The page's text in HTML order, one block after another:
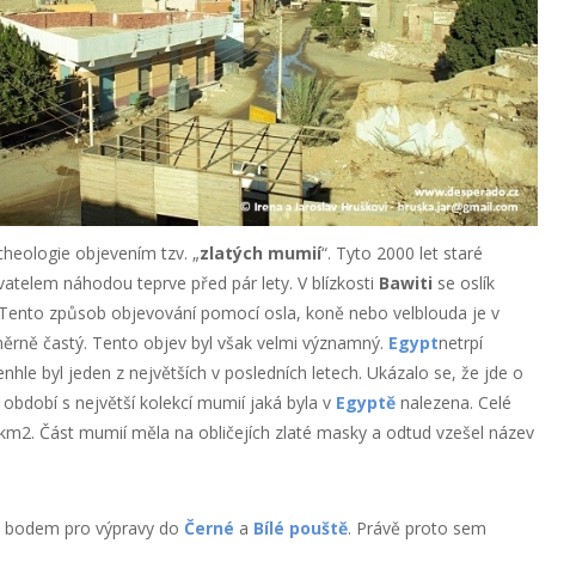
objevením tzv. „zlatých mumií“. Tyto 2000 let staré
náhodou teprve před pár lety. V blízkosti Bawiti se oslík
způsob objevování pomocí osla, koně nebo velblouda je v
častý. Tento objev byl však velmi významný. Egyptnetrpí
byl jeden z největších v posledních letech. Ukázalo se, že jde o
s největší kolekcí mumií jaká byla v Egyptěnalezena. Celé
Část mumií měla na obličejích zlaté masky a odtud vzešel název
pro výpravy do Černé a Bílé pouště. Právě proto sem